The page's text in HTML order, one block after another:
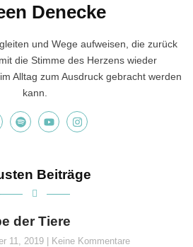
Denecke
und Wege aufweisen, die zurück
die Stimme des Herzens wieder
Alltag zum Ausdruck gebracht werden
kann.
Beiträge
der Tiere
11, 2019 Keine Kommentare